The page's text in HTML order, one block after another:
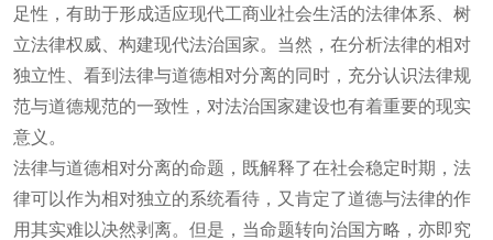
足性，有助于形成适应现代工商业社会生活的法律体系、树
立法律权威、构建现代法治国家。当然，在分析法律的相对
独立性、看到法律与道德相对分离的同时，充分认识法律规
范与道德规范的一致性，对法治国家建设也有着重要的现实
意义。
法律与道德相对分离的命题，既解释了在社会稳定时期，法
律可以作为相对独立的系统看待，又肯定了道德与法律的作
用其实难以决然剥离。但是，当命题转向治国方略，亦即究